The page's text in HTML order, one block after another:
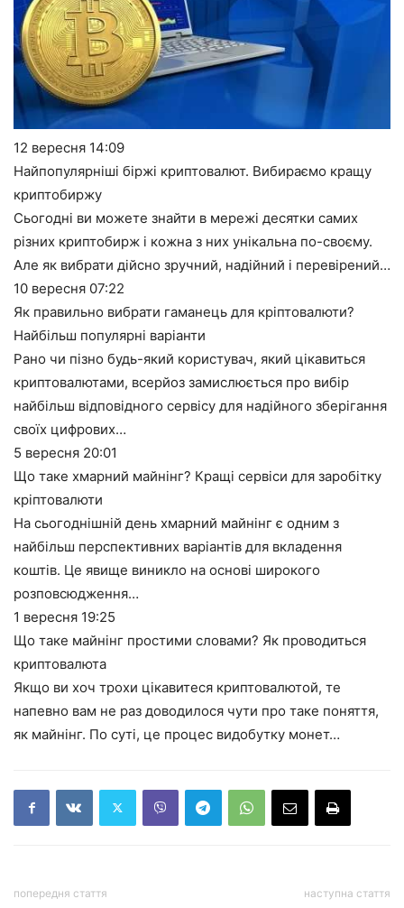
12 вересня 14:09
Найпопулярніші біржі криптовалют. Вибираємо кращу
криптобиржу
Сьогодні ви можете знайти в мережі десятки самих
різних криптобирж і кожна з них унікальна по-своєму.
Але як вибрати дійсно зручний, надійний і перевірений…
10 вересня 07:22
Як правильно вибрати гаманець для кріптовалюти?
Найбільш популярні варіанти
Рано чи пізно будь-який користувач, який цікавиться
криптовалютами, всерйоз замислюється про вибір
найбільш відповідного сервісу для надійного зберігання
своїх цифрових…
5 вересня 20:01
Що таке хмарний майнінг? Кращі сервіси для заробітку
кріптовалюти
На сьогоднішній день хмарний майнінг є одним з
найбільш перспективних варіантів для вкладення
коштів. Це явище виникло на основі широкого
розповсюдження…
1 вересня 19:25
Що таке майнінг простими словами? Як проводиться
криптовалюта
Якщо ви хоч трохи цікавитеся криптовалютой, те
напевно вам не раз доводилося чути про таке поняття,
як майнінг. По суті, це процес видобутку монет…
попередня стаття наступна стаття